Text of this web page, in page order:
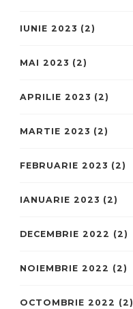
IUNIE 2023 (2)
MAI 2023 (2)
APRILIE 2023 (2)
MARTIE 2023 (2)
FEBRUARIE 2023 (2)
IANUARIE 2023 (2)
DECEMBRIE 2022 (2)
NOIEMBRIE 2022 (2)
OCTOMBRIE 2022 (2)